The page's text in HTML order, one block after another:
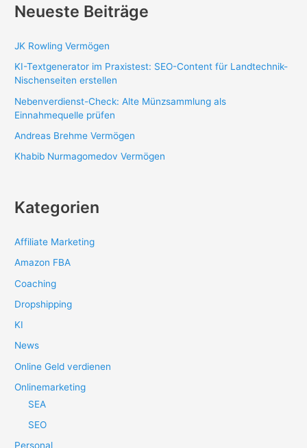
Neueste Beiträge
JK Rowling Vermögen
KI-Textgenerator im Praxistest: SEO-Content für Landtechnik-
Nischenseiten erstellen
Nebenverdienst-Check: Alte Münzsammlung als
Einnahmequelle prüfen
Andreas Brehme Vermögen
Khabib Nurmagomedov Vermögen
Kategorien
Affiliate Marketing
Amazon FBA
Coaching
Dropshipping
KI
News
Online Geld verdienen
Onlinemarketing
SEA
SEO
Personal